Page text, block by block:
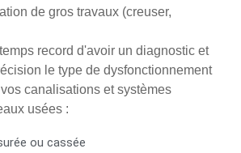
de gros travaux (creuser,
record d'avoir un diagnostic et
le type de dysfonctionnement
canalisations et systèmes
usées :
ou cassée